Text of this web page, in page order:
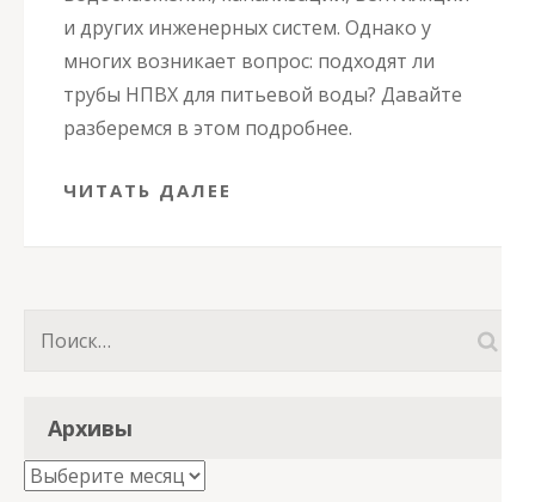
и других инженерных систем. Однако у
многих возникает вопрос: подходят ли
трубы НПВХ для питьевой воды? Давайте
разберемся в этом подробнее.
ЧИТАТЬ ДАЛЕЕ
Найти:
Архивы
Архивы